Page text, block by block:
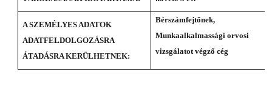
A SZEMÉLYES ADATOK
ADATFELDOLGOZÁSRA
ÁTADÁSRA KERÜLHETNEK:
Bérszámfejtőnek,
Munkaalkalmassági orvosi
vizsgálatot végző cég